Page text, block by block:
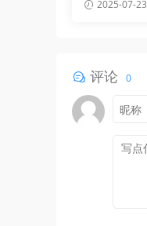
2025-07-23
评论 0